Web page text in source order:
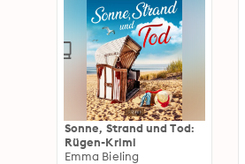
Sonne, Strand und Tod:
Rügen-Krimi
Emma Bieling